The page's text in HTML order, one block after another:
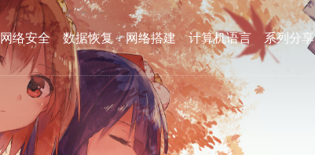
网络安全 数据恢复 网络搭建 计算机语言 系列分享